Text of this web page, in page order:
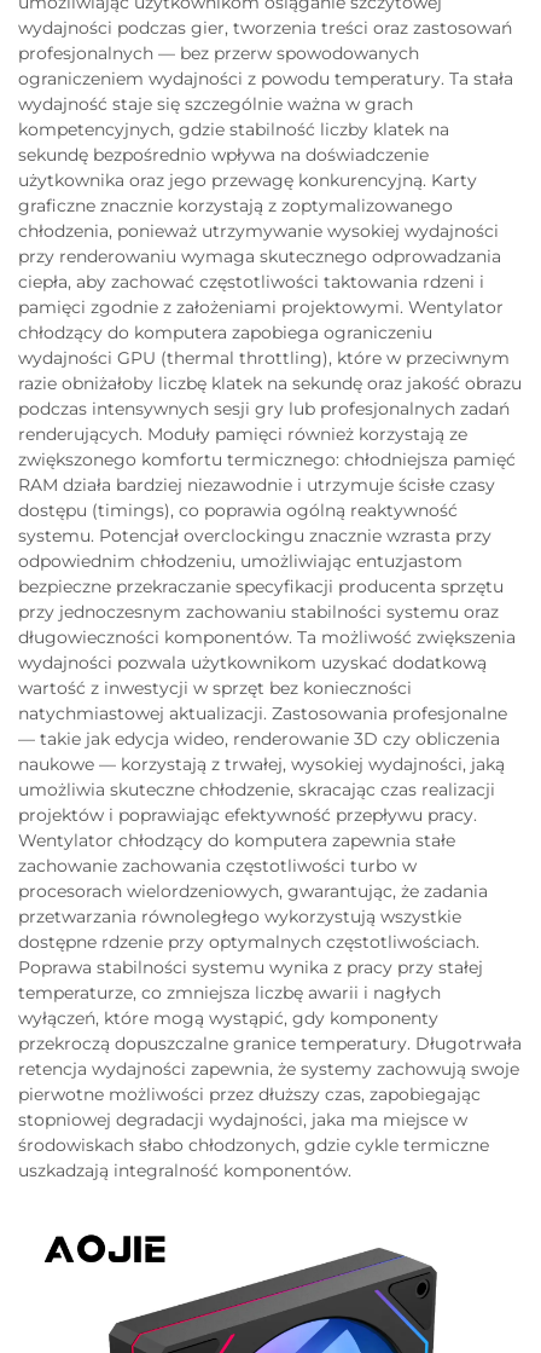
wydajności podczas gier, tworzenia treści oraz zastosowań
profesjonalnych — bez przerw spowodowanych
ograniczeniem wydajności z powodu temperatury. Ta stała
wydajność staje się szczególnie ważna w grach
kompetencyjnych, gdzie stabilność liczby klatek na
sekundę bezpośrednio wpływa na doświadczenie
użytkownika oraz jego przewagę konkurencyjną. Karty
graficzne znacznie korzystają z zoptymalizowanego
chłodzenia, ponieważ utrzymywanie wysokiej wydajności
przy renderowaniu wymaga skutecznego odprowadzania
ciepła, aby zachować częstotliwości taktowania rdzeni i
pamięci zgodnie z założeniami projektowymi. Wentylator
chłodzący do komputera zapobiega ograniczeniu
wydajności GPU (thermal throttling), które w przeciwnym
razie obniżałoby liczbę klatek na sekundę oraz jakość obrazu
podczas intensywnych sesji gry lub profesjonalnych zadań
renderujących. Moduły pamięci również korzystają ze
zwiększonego komfortu termicznego: chłodniejsza pamięć
RAM działa bardziej niezawodnie i utrzymuje ścisłe czasy
dostępu (timings), co poprawia ogólną reaktywność
systemu. Potencjał overclockingu znacznie wzrasta przy
odpowiednim chłodzeniu, umożliwiając entuzjastom
bezpieczne przekraczanie specyfikacji producenta sprzętu
przy jednoczesnym zachowaniu stabilności systemu oraz
długowieczności komponentów. Ta możliwość zwiększenia
wydajności pozwala użytkownikom uzyskać dodatkową
wartość z inwestycji w sprzęt bez konieczności
natychmiastowej aktualizacji. Zastosowania profesjonalne
— takie jak edycja wideo, renderowanie 3D czy obliczenia
naukowe — korzystają z trwałej, wysokiej wydajności, jaką
umożliwia skuteczne chłodzenie, skracając czas realizacji
projektów i poprawiając efektywność przepływu pracy.
Wentylator chłodzący do komputera zapewnia stałe
zachowanie zachowania częstotliwości turbo w
procesorach wielordzeniowych, gwarantując, że zadania
przetwarzania równoległego wykorzystują wszystkie
dostępne rdzenie przy optymalnych częstotliwościach.
Poprawa stabilności systemu wynika z pracy przy stałej
temperaturze, co zmniejsza liczbę awarii i nagłych
wyłączeń, które mogą wystąpić, gdy komponenty
przekroczą dopuszczalne granice temperatury. Długotrwała
retencja wydajności zapewnia, że systemy zachowują swoje
pierwotne możliwości przez dłuższy czas, zapobiegając
stopniowej degradacji wydajności, jaka ma miejsce w
środowiskach słabo chłodzonych, gdzie cykle termiczne
uszkadzają integralność komponentów.